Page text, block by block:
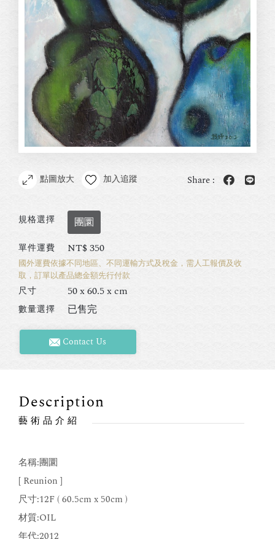
點圖放大 加入追蹤 Share :
規格選擇 團圜
單件運費 NT$350
國外運費依據不同地區、不同運輸方式及稅金，需人工報價及收
取，訂單以產品總金額先行付款
尺寸 50 x 60.5 x cm
數量選擇 已售完
Contact Us
Description
藝術品介紹
名稱:團圜
[ Reunion ]
尺寸:12F ( 60.5cm x 50cm )
材質:OIL
年代:2012